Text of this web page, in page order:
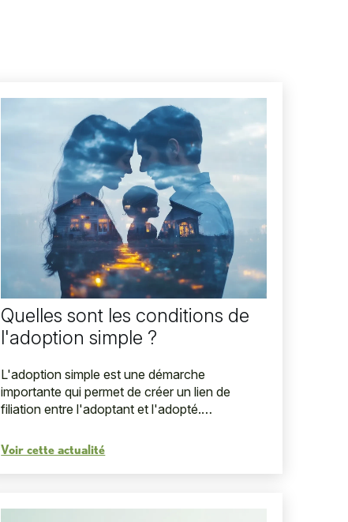
Quelles sont les conditions de
l'adoption simple ?
L'adoption simple est une démarche
importante qui permet de créer un lien de
filiation entre l'adoptant et l'adopté.
restrictions à respecter pour que ...
Voir cette actualité